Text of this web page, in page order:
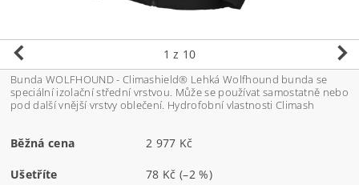
1 z 10
Bunda WOLFHOUND - Climashield® Lehká Wolfhound bunda se
speciální izolační střední vrstvou. Může se používat samostatně nebo
pod další vnější vrstvy oblečení. Hydrofobní vlastnosti Climash
Běžná cena 2 977 Kč
Ušetříte 78 Kč(–2 %)